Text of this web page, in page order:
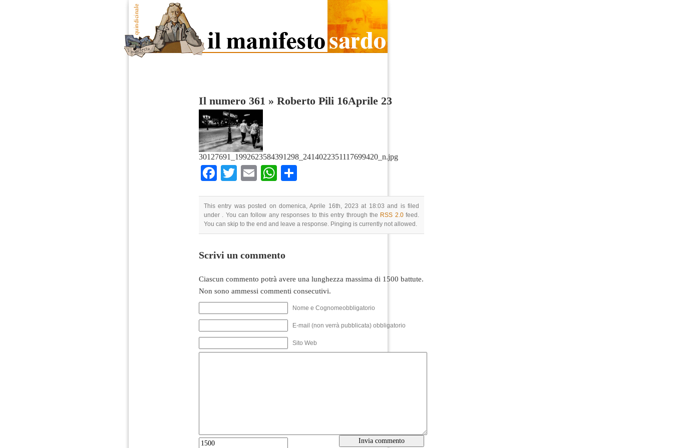
Il numero 361 » Roberto Pili 16Aprile 23
30127691_1992623584391298_2414022351117699420_n.jpg
Facebook
TwitterEmailWhatsApp
This entry was posted on domenica, Aprile 16th, 2023 at 18:03 and is filed
under . You can follow any responses to this entry through the RSS 2.0feed.
You can skip to the end and leave a response. Pinging is currently not allowed.
Scrivi un commento
Ciascun commento potrà avere una lunghezza massima di 1500 battute.
Non sono ammessi commenti consecutivi.
Nome e Cognomeobbligatorio
E-mail (non verrà pubblicata) obbligatorio
Sito Web